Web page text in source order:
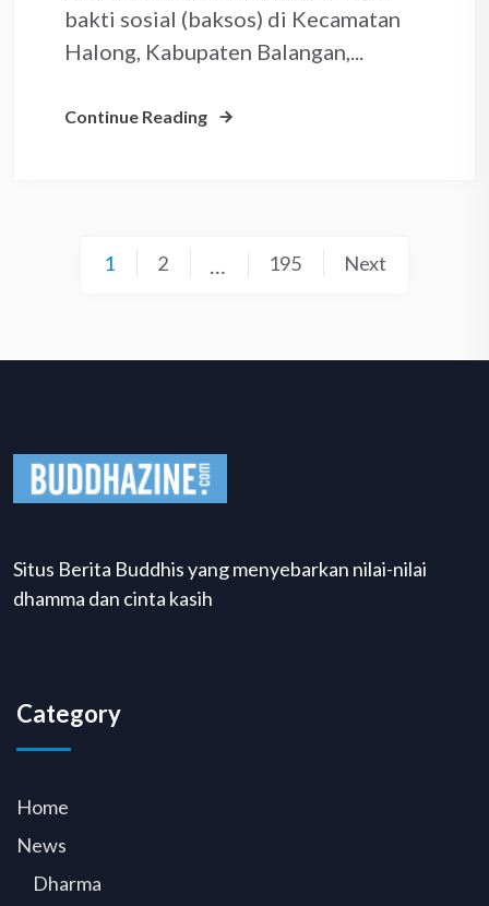
bakti sosial (baksos) di Kecamatan
Halong, Kabupaten Balangan,...
Continue Reading
Posts1 2 195 Next
Situs Berita Buddhis yang menyebarkan nilai-nilai
dhamma dan cinta kasih
Category
Home
News
Dharma